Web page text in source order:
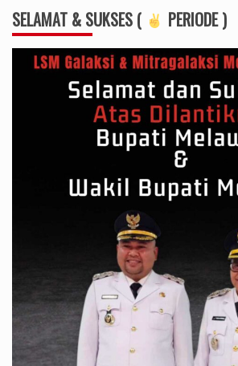
SELAMAT & SUKSES ( PERIODE )